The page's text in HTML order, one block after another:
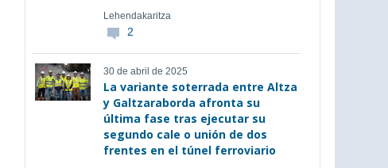
Lehendakaritza
2
30 de abril de 2025
La variante soterrada entre Altza
y Galtzaraborda afronta su
última fase tras ejecutar su
segundo cale o unión de dos
frentes en el túnel ferroviario